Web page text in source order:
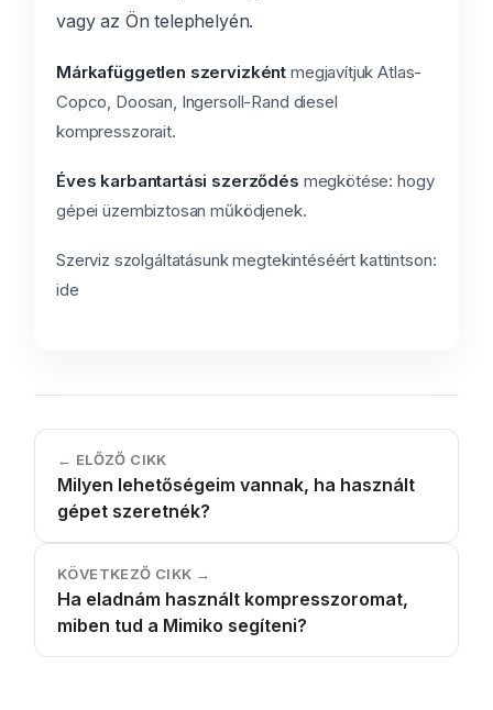
vagy az Ön telephelyén.
Márkafüggetlen szervizként megjavítjuk Atlas-
Copco, Doosan, Ingersoll-Rand diesel
kompresszorait.
Éves karbantartási szerződés megkötése: hogy
gépei üzembiztosan működjenek.
Szerviz szolgáltatásunk megtekintéséért kattintson:
ide
← ELŐZŐ CIKK
Milyen lehetőségeim vannak, ha használt
gépet szeretnék?
KÖVETKEZŐ CIKK →
Ha eladnám használt kompresszoromat,
miben tud a Mimiko segíteni?